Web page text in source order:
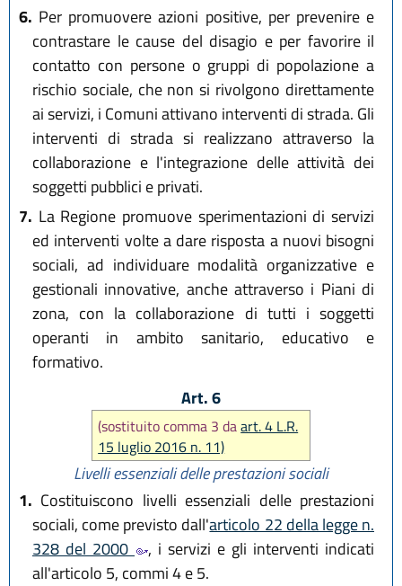
6. Per promuovere azioni positive, per prevenire e
contrastare le cause del disagio e per favorire il
contatto con persone o gruppi di popolazione a
rischio sociale, che non si rivolgono direttamente
ai servizi, i Comuni attivano interventi di strada. Gli
interventi di strada si realizzano attraverso la
collaborazione e l'integrazione delle attività dei
soggetti pubblici e privati.
7. La Regione promuove sperimentazioni di servizi
ed interventi volte a dare risposta a nuovi bisogni
sociali, ad individuare modalità organizzative e
gestionali innovative, anche attraverso i Piani di
zona, con la collaborazione di tutti i soggetti
operanti in ambito sanitario, educativo e
formativo.
Art. 6
(sostituito comma 3 daart. 4 L.R.
15 luglio 2016 n. 11)
Livelli essenziali delle prestazioni sociali
1. Costituiscono livelli essenziali delle prestazioni
sociali, come previsto dall'articolo 22 della legge n.
328 del 2000
, i servizi e gli interventi indicati
all'articolo 5, commi 4 e 5.